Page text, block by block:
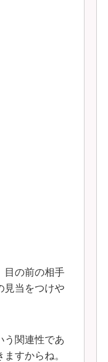
目の前の相手
見当をつけや
う関連性であ
すからね。